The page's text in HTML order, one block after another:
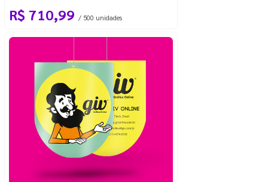
R$ 710,99 / 500 unidades